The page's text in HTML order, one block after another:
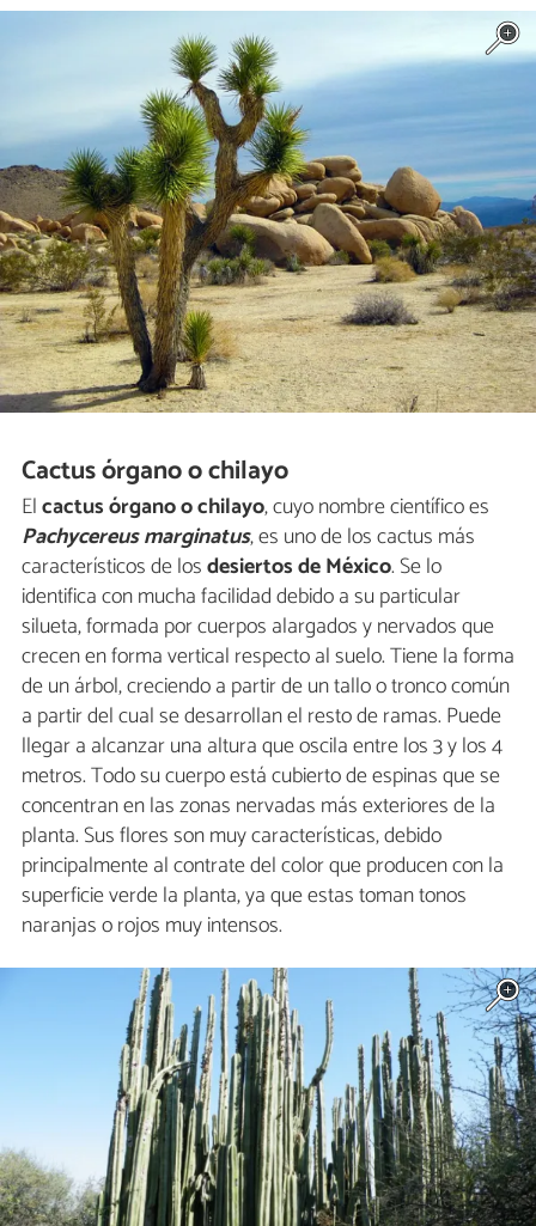
Cactus órgano o chilayo
Elcactus órgano o chilayo, cuyo nombre científico es
Pachycereus marginatus, es uno de los cactus más
característicos de losdesiertos de México. Se lo
identifica con mucha facilidad debido a su particular
silueta, formada por cuerpos alargados y nervados que
crecen en forma vertical respecto al suelo. Tiene la forma
de un árbol, creciendo a partir de un tallo o tronco común
a partir del cual se desarrollan el resto de ramas. Puede
llegar a alcanzar una altura que oscila entre los 3 y los 4
metros. Todo su cuerpo está cubierto de espinas que se
concentran en las zonas nervadas más exteriores de la
planta. Sus flores son muy características, debido
principalmente al contrate del color que producen con la
superficie verde la planta, ya que estas toman tonos
naranjas o rojos muy intensos.